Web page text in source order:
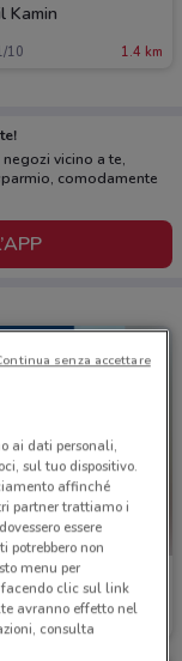
Kamin
10 1.4 km
vicino a te,
comodamente
ai dati personali,
sul tuo dispositivo.
affinché
partner trattiamo i
essere
potrebbero non
menu per
facendo clic sul link
avranno effetto nel
consulta
senza accettare